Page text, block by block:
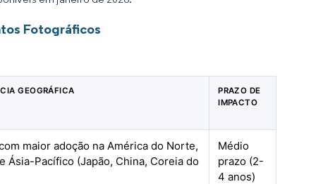
Fotográficos
GEOGRÁFICA
PRAZO DE
IMPACTO
maior adoção na América do Norte,
Ásia-Pacífico (Japão, China, Coreia do
Médio
prazo (2-
4 anos)